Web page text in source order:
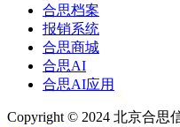
合思档案
报销系统
合思商城
合思AI
合思AI应用
Copyright © 2024 北京合思